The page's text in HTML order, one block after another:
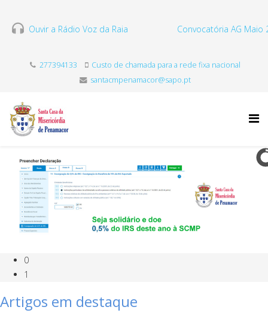
Ouvir a Rádio Voz da Raia Convocatória AG Maio
277394133
Custo de chamada para a rede fixa nacional
santacmpenamacor@sapo.pt
0
1
Artigos em destaque